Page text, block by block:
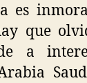
es
que
a